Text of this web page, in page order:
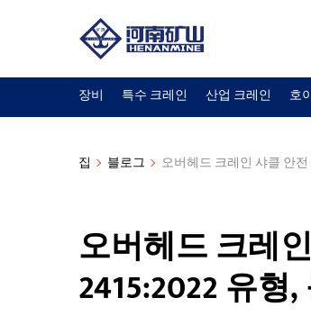
장비 특수 크레인 산업 크레인 호
집 블로그 오버헤드 크레인 샤클 안전
오버헤드 크레
2415:2022 유형